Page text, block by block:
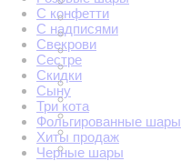
С конфетти
С надписями
Свекрови
Сестре
Скидки
Сыну
Три кота
Фольгированные шары
Хиты продаж
Черные шары